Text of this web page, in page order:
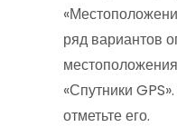
ряд вариантов
«Спутники
отметьте его.